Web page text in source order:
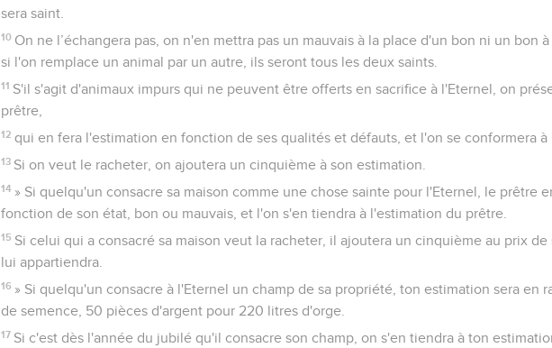
sera saint.
10 On ne l’échangera pas, on n'en mettra pas un mauvais à la place d'un bon ni un bon
si l'on remplace un animal par un autre, ils seront tous les deux saints.
11 S'il s'agit d'animaux impurs qui ne peuvent être offerts en sacrifice à l'Eternel, on
prêtre,
12 qui en fera l'estimation en fonction de ses qualités et défauts, et l'on se conformera à
13 Si on veut le racheter, on ajoutera un cinquième à son estimation.
14 » Si quelqu'un consacre sa maison comme une chose sainte pour l'Eternel, le prêtre
fonction de son état, bon ou mauvais, et l'on s'en tiendra à l'estimation du prêtre.
15 Si celui qui a consacré sa maison veut la racheter, il ajoutera un cinquième au prix
lui appartiendra.
16 » Si quelqu'un consacre à l'Eternel un champ de sa propriété, ton estimation sera en
de semence, 50 pièces d'argent pour 220 litres d'orge.
17 Si c'est dès l'année du jubilé qu'il consacre son champ, on s'en tiendra à ton